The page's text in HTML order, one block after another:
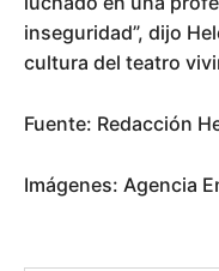
inseguridad”, dijo
cultura del teatro
Fuente: Redacción
Imágenes: Agencia